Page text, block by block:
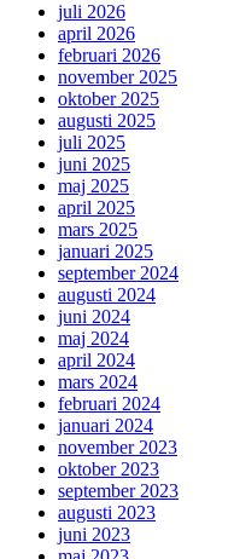
juli 2026
april 2026
februari 2026
november 2025
oktober 2025
augusti 2025
juli 2025
juni 2025
maj 2025
april 2025
mars 2025
januari 2025
september 2024
augusti 2024
juni 2024
maj 2024
april 2024
mars 2024
februari 2024
januari 2024
november 2023
oktober 2023
september 2023
augusti 2023
juni 2023